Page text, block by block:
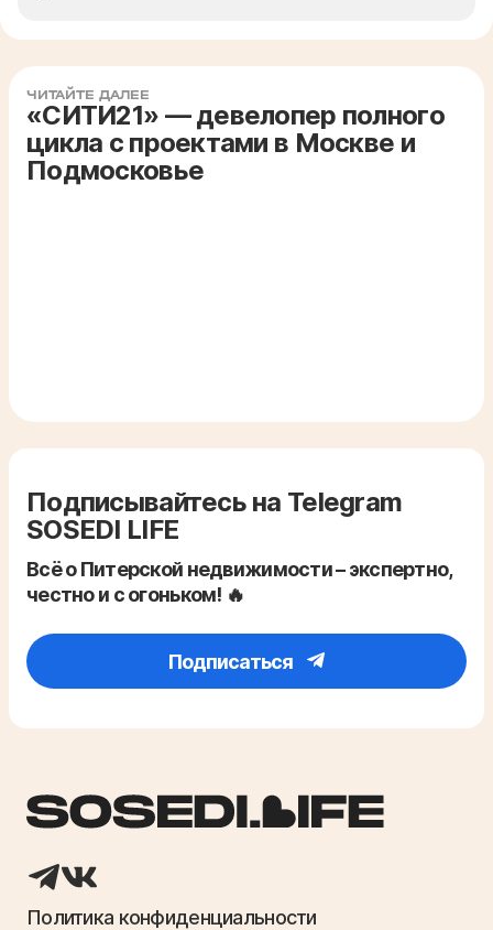
ЧИТАЙТЕ ДАЛЕЕ
«СИТИ21» — девелопер полного
цикла с проектами в Москве и
Подмосковье
Подписывайтесь на Telegram
SOSEDI LIFE
Всё о Питерской недвижимости – экспертно,
честно и с огоньком! 🔥
Подписаться
Политика конфиденциальности